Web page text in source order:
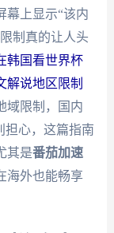
幕上显示“该内
制真的让人头
韩国看世界杯
解说地区限制
域限制，国内
担心，这篇指南
其是番茄加速
海外也能畅享